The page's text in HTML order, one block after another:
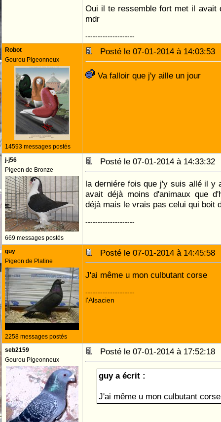
Oui il te ressemble fort met il avait
mdr
--------------------
Robot
Gourou Pigeonneux
14593 messages postés
Posté le 07-01-2014 à
Va falloir que j'y aille un jour
j-j56
Pigeon de Bronze
669 messages postés
Posté le 07-01-2014 à
la derniére fois que j'y suis allé il y
avait déjà moins d'animaux que
déjà mais le vrais pas celui qui boit
--------------------
guy
Pigeon de Platine
2258 messages postés
Posté le 07-01-2014 à
J'ai même u mon culbutant corse
--------------------
l'Alsacien
seb2159
Gourou Pigeonneux
Posté le 07-01-2014 à
guy a écrit :
J'ai même u mon culbutant corse